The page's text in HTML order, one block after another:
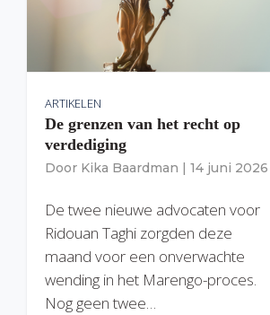
ARTIKELEN
De grenzen van het recht op
verdediging
Door Kika Baardman | 14 juni 2026
De twee nieuwe advocaten voor
Ridouan Taghi zorgden deze
maand voor een onverwachte
wending in het Marengo-proces.
Nog geen twee…